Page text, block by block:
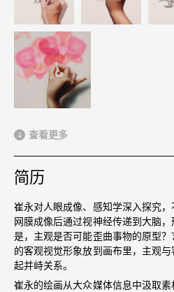
查看更多
简历
崔永对人眼成像、感知学深入探究
网膜成像后通过视神经传递到大脑
是，主观是否可能歪曲事物的原型
的客观视觉形象放到画布里，主观
起并峙关系。
崔永的绘画从大众媒体信息中汲取